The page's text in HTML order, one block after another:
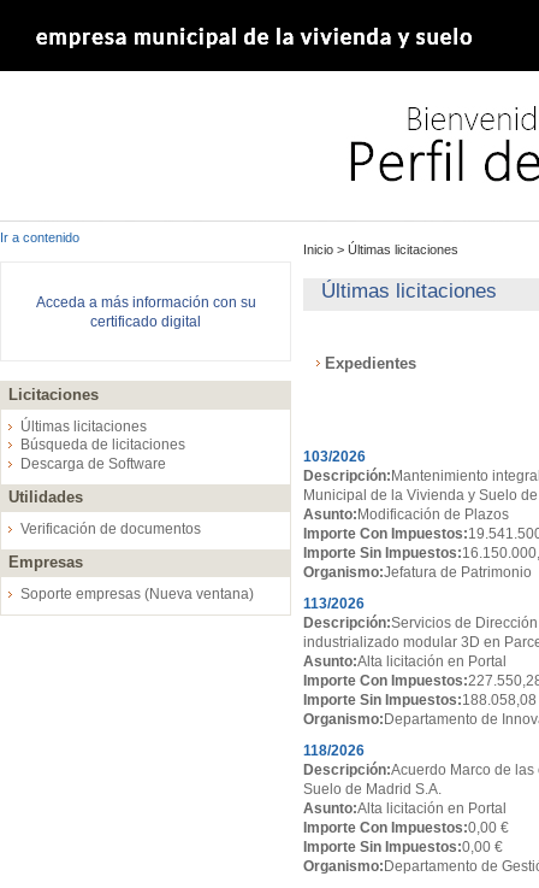
Ir a contenido
Acceda a más información con su
certificado digital
Licitaciones
Últimas licitaciones
Búsqueda de licitaciones
Descarga de Software
Utilidades
Verificación de documentos
Empresas
Soporte empresas (Nueva ventana)
Inicio > Últimas licitaciones
Últimas licitaciones
Expedientes
103/2026
Descripción: Mantenimiento
Municipal de la Vivienda y Suelo
Asunto: Modificación de Plazos
Importe Con Impuestos:
Importe Sin Impuestos:
Organismo:Jefatura de Patrimonio
113/2026
Descripción:Servicios de
industrializado modular 3D en
Asunto:Alta licitación en Portal
Importe Con Impuestos:
Importe Sin Impuestos:188.058,08
Organismo: Departamento de
118/2026
Descripción:Acuerdo Marco de
Suelo de Madrid S.A.
Asunto:Alta licitación en Portal
Importe Con Impuestos:0,00 €
Importe Sin Impuestos:0,00 €
Organismo: Departamento de